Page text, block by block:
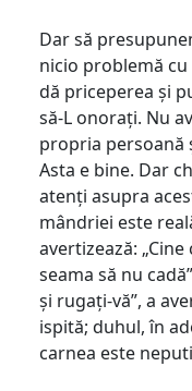
Dar să
nicio problemă
dă priceperea și
să-L onorați. Nu
propria persoană
Asta e bine. Dar
atenți asupra
mândriei este
avertizează:
seama să nu
și rugați-vă”, a
ispită; duhul, în
carnea este